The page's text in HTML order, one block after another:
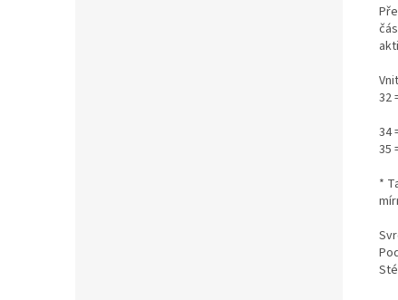
32
34
35
*